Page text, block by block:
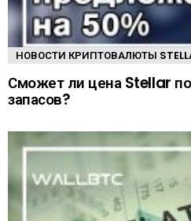
НОВОСТИ КРИПТОВАЛЮТЫ
Сможет ли цена Stellar
запасов?